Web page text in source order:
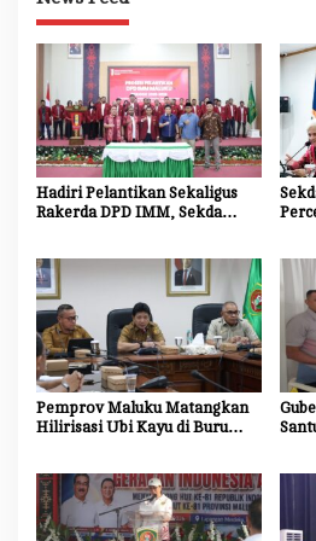
Hadiri Pelantikan Sekaligus
Rakerda DPD IMM, Sekda
Mitra Strategis Pemerintah
Pemprov Maluku Matangkan
Hilirisasi Ubi Kayu di Buru
Masyarakat
dan